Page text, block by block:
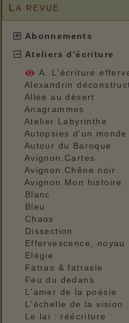
La revue
Abonnements
Ateliers d'écriture
A. L'écriture
Alexandrin
Allée au désert
Anagrammes
Atelier Labyrinthe
Autopsies d'un monde
Autour du Baroque
Avignon.Cartes
Avignon.Chêne noir
Avignon.Mon histoire
Blanc
Bleu
Chaos
Dissection
Effervescence, noyau
Elégie
Fatras & fatrasie
Feu du dedans
L'amer de la poésie
L'échelle de la vision
Le lai : réécriture